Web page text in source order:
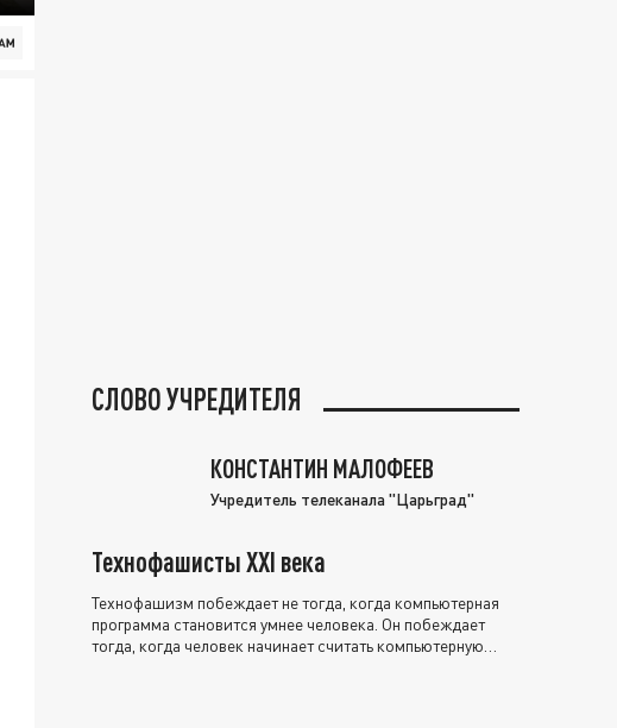
СЛОВО УЧРЕДИТЕЛЯ
КОНСТАНТИН МАЛОФЕЕВ
Учредитель телеканала "Царьград"
Технофашисты XXI века
Технофашизм побеждает не тогда, когда компьютерная
программа становится умнее человека. Он побеждает
тогда, когда человек начинает считать компьютерную